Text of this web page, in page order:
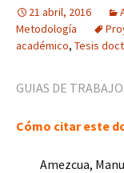
21 abril, 2016
Metodología
académico, Tesis
GUIAS DE
Cómo citar este
Amezcua,